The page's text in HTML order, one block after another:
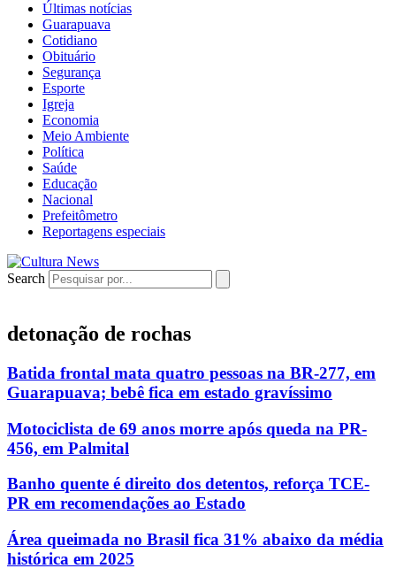
Últimas notícias
Guarapuava
Cotidiano
Obituário
Segurança
Esporte
Igreja
Economia
Meio Ambiente
Política
Saúde
Educação
Nacional
Prefeitômetro
Reportagens especiais
Search
detonação de rochas
Batida frontal mata quatro pessoas na BR-277, em
Guarapuava; bebê fica em estado gravíssimo
Motociclista de 69 anos morre após queda na PR-
456, em Palmital
Banho quente é direito dos detentos, reforça TCE-
PR em recomendações ao Estado
Área queimada no Brasil fica 31% abaixo da média
histórica em 2025